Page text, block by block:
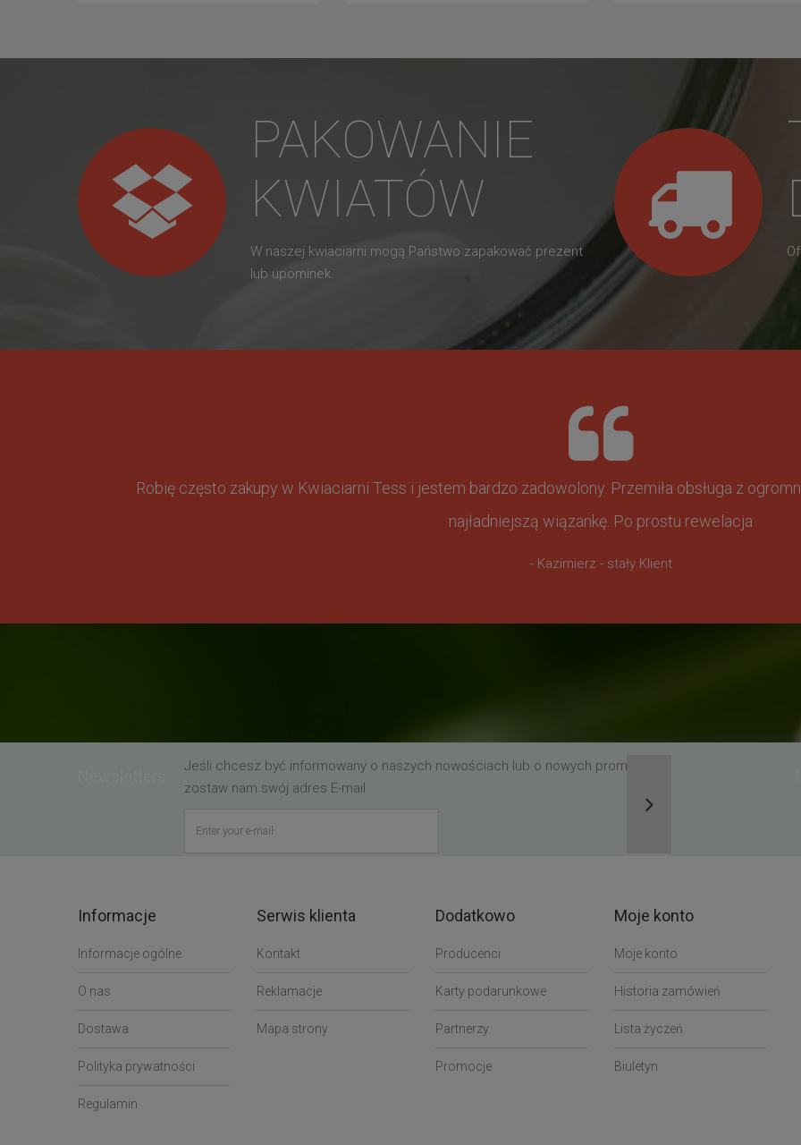
PAKOWANIE
KWIATÓW
W naszej kwiaciarni mogą Państwo zapakować prezent
lub upominek.
Robię często zakupy w Kwiaciarni Tess i jestem bardzo zadowolony. Przemiła obsługa z
najładniejszą wiązankę. Po prostu rewelacja
- Kazimierz - stały Klient
Jeśli chcesz być informowany o naszych nowościach lub o nowych promocjach,
zostaw nam swój adres E-mail
Informacje
Informacje ogólne
O nas
Dostawa
Polityka prywatności
Regulamin
Serwis klienta
Kontakt
Reklamacje
Mapa strony
Dodatkowo
Producenci
Karty podarunkowe
Partnerzy
Promocje
Moje konto
Moje konto
Historia zamówień
Lista życzeń
Biuletyn